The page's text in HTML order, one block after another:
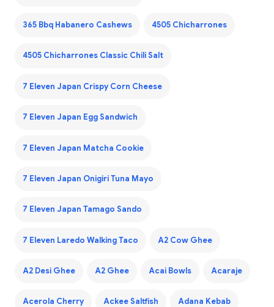
365 Bbq Habanero Cashews 4505 Chicharrones
4505 Chicharrones Classic Chili Salt
7 Eleven Japan Crispy Corn Cheese
7 Eleven Japan Egg Sandwich
7 Eleven Japan Matcha Cookie
7 Eleven Japan Onigiri Tuna Mayo
7 Eleven Japan Tamago Sando
7 Eleven Laredo Walking Taco A2 Cow Ghee
A2 Desi Ghee A2 Ghee Acai Bowls Acaraje
Acerola Cherry Ackee Saltfish Adana Kebab